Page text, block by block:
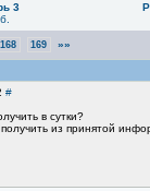
3
168 169 »»
#
в сутки?
из принятой